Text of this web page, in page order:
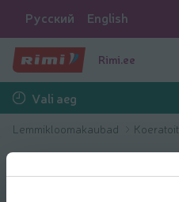
Русский English
Rimi.ee
Vali aeg
Lemmikloomakaubad Koeratoit